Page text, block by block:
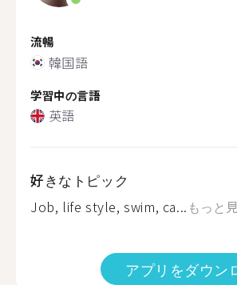
流暢
韓国語
学習中の言語
英語
好きなトピック
Job, life style, swim, ca... もっと
アプリをダウン